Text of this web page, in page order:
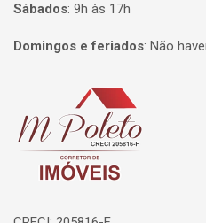
Sábados: 9h às 17h
Domingos e feriados: Não
Página inicial